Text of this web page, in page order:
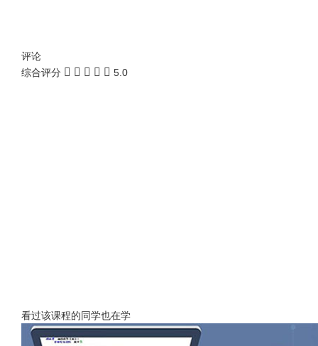
评论
综合评分
5.0
看过该课程的同学也在学